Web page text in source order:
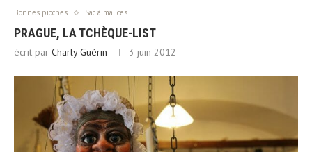
Bonnes pioches Sac à malices
PRAGUE, LA TCHÈQUE-LIST
écrit par Charly Guérin 3 juin 2012